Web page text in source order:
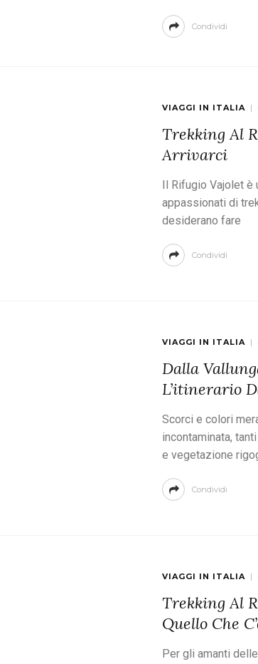
Condividi
VIAGGI IN ITALIA
Trekking Al
Arrivarci
Il Rifugio Vajolet è
appassionati di
desiderano fare
Condividi
VIAGGI IN ITALIA
Dalla
L’itinerario
Scorci e colori
incontaminata,
e vegetazione
Condividi
VIAGGI IN ITALIA
Trekking Al
Quello Che
Per gli amanti